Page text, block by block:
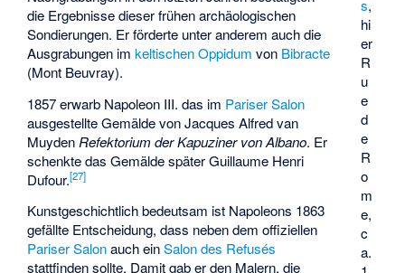
s,
hi
er
R
u
e
d
e
R
o
m
e,
c
a.
die Ergebnisse dieser frühen archäologischen
Sondierungen. Er förderte unter anderem auch die
Ausgrabungen imkeltischen Oppidum von Bibracte
(Mont Beuvray).
1857 erwarb Napoleon III. das im Pariser Salon
ausgestellte Gemälde vonJacques Alfred van
Muyden Refektorium der Kapuziner von Albano. Er
schenkte das Gemälde später Guillaume Henri
Dufour.[27]
Kunstgeschichtlich bedeutsam ist Napoleons 1863
gefällte Entscheidung, dass neben dem offiziellen
Pariser Salonauch einSalon des Refusés
stattfinden sollte. Damit gab er den Malern, die